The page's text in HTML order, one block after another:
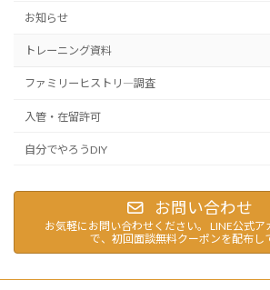
お知らせ
トレーニング資料
ファミリーヒストリ―調査
入管・在留許可
自分でやろうDIY
お問い合わせ
お気軽にお問い合わせください。 LINE公式
で、初回面談無料クーポンを配布し